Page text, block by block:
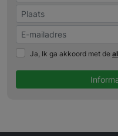
Ja, Ik ga akkoord met de